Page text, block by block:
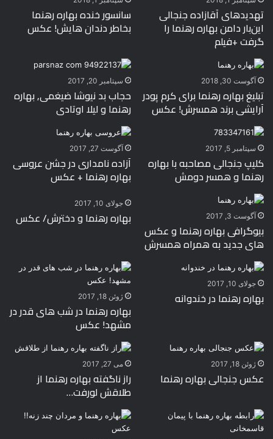
تهدیدهای آقازاده جنجالی
این‌بار دامن بهاره رهنما را
گرفت +فیلم
سانسور خنده بهاره رهنما
بخاطر دندان هایش! عکس
آگوست 30, 2018
تبلیغ بهاره رهنما برای کرم پودر
آرایشی برند همسرش! عکس
سپتامبر 20, 2017
حجاب بد نیوشا ضیغمی, بهاره
رهنما و لیلا اوتادی
سپتامبر 5, 2017
کلیپ جنجالی مصاحبه با بهاره
رهنما و همسر دومش
آگوست 27, 2017
آزاده نامداری در جشن عروسی
بهاره رهنما + عکس
آگوست 3, 2017
بیوگرافی بهاره رهنما و عکس
های جدید به همراه همسرش
جولای 10, 2017
بهاره رهنما و دخترش/ عکس
جولای 10, 2017
بهاره رهنما در خندوانه ژوئن 18, 2017
بهاره رهنما در شب های قدر در
مشهد! عکس
ژوئن 18, 2017
عکس جنجالی بهاره رهنما
می 27, 2017
راز ناگفته بهاره رهنما از
طلاقش لورفت…